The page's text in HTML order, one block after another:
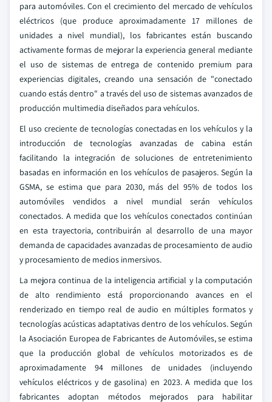
para automóviles. Con el crecimiento del mercado de vehículos
eléctricos (que produce aproximadamente 17 millones de
unidades a nivel mundial), los fabricantes están buscando
activamente formas de mejorar la experiencia general mediante
el uso de sistemas de entrega de contenido premium para
experiencias digitales, creando una sensación de "conectado
cuando estás dentro" a través del uso de sistemas avanzados de
producción multimedia diseñados para vehículos.
El uso creciente de tecnologías conectadas en los vehículos y la
introducción de tecnologías avanzadas de cabina están
facilitando la integración de soluciones de entretenimiento
basadas en información en los vehículos de pasajeros. Según la
GSMA, se estima que para 2030, más del 95% de todos los
automóviles vendidos a nivel mundial serán vehículos
conectados. A medida que los vehículos conectados continúan
en esta trayectoria, contribuirán al desarrollo de una mayor
demanda de capacidades avanzadas de procesamiento de audio
y procesamiento de medios inmersivos.
La mejora continua de la inteligencia artificial y la computación
de alto rendimiento está proporcionando avances en el
renderizado en tiempo real de audio en múltiples formatos y
tecnologías acústicas adaptativas dentro de los vehículos. Según
la Asociación Europea de Fabricantes de Automóviles, se estima
que la producción global de vehículos motorizados es de
aproximadamente 94 millones de unidades (incluyendo
vehículos eléctricos y de gasolina) en 2023. A medida que los
fabricantes adoptan métodos mejorados para habilitar